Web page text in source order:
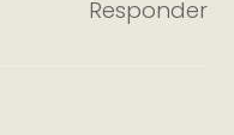
Responder